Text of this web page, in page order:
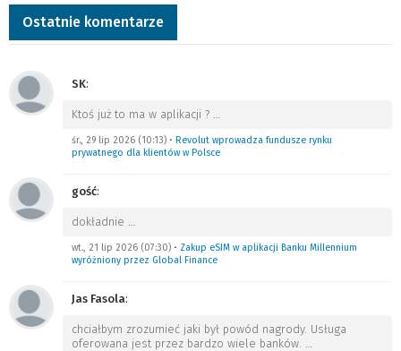
Ostatnie komentarze
SK:
Ktoś już to ma w aplikacji ? …
śr., 29 lip 2026 (10:13) • Revolut wprowadza fundusze rynku
prywatnego dla klientów w Polsce
gość:
dokładnie …
wt., 21 lip 2026 (07:30) • Zakup eSIM w aplikacji Banku Millennium
wyróżniony przez Global Finance
Jas Fasola:
chciałbym zrozumieć jaki był powód nagrody. Usługa
oferowana jest przez bardzo wiele banków. …